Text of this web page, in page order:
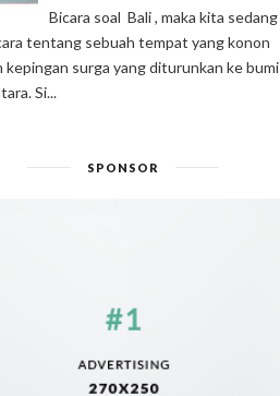
Bicara soal Bali , maka kita sedang
tentang sebuah tempat yang konon
kepingan surga yang diturunkan ke bumi
Si...
SPONSOR